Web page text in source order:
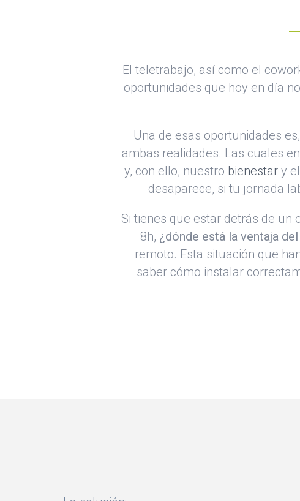
El teletrabajo, así como el
oportunidades que hoy en día
Una de esas oportunidades
ambas realidades. Las cuales
y, con ello, nuestro bienestar y
desaparece, si tu jornada
Si tienes que estar detrás de un
8h, ¿dónde está la ventaja
remoto. Esta situación que
saber cómo instalar